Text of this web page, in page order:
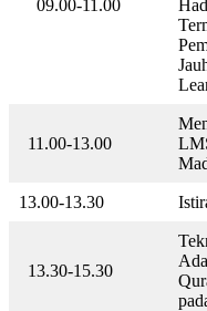
09.00-11.00
11.00-13.00
13.00-13.30
13.30-15.30